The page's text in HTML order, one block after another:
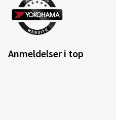
Anmeldelser i top